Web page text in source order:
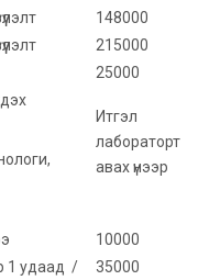
148000
215000
25000
Итгэл
лабораторт
авах үнээр
10000
1 удаад /
35000